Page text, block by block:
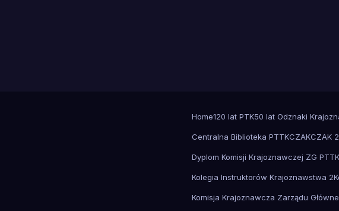
Home120 lat PTK50 lat Odznaki
Centralna Biblioteka PTTKCZAKCZAK
Dyplom Komisji Krajoznawczej ZG PTTK
Kolegia Instruktorów Krajoznawstwa 2
Komisja Krajoznawcza Zarządu